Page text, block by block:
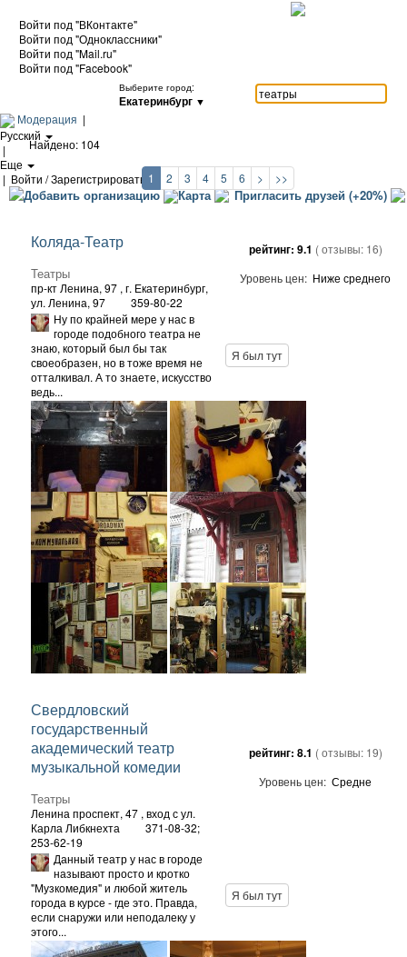
Войти под "ВКонтакте"
Войти под "Одноклассники"
Войти под "Mail.ru"
Войти под "Facebook"
Выберите город:
Екатеринбург ▼
Модерация |
Русский
|
Еще
| Войти / Зарегистрироваться
Добавить организацию Карта Пригласить друзей (+20%)
Найдено: 104
1 2 3 4 5 6 > >>
Коляда-Театр
Театры
пр-кт Ленина, 97 , г. Екатеринбург,
ул. Ленина, 97
359-80-22
рейтинг: 9.1 ( отзывы: 16)
Уровень цен: Ниже среднего
Ну по крайней мере у нас в
городе подобного театра не
знаю, который был бы так
своеобразен, но в тоже время не
отталкивал. А то знаете, искусство
ведь...
Я был тут
Свердловский
государственный
академический театр
музыкальной комедии
Театры
Ленина проспект, 47 , вход с ул.
Карла Либкнехта
371-08-32;
253-62-19
рейтинг: 8.1 ( отзывы: 19)
Уровень цен: Средне
Данный театр у нас в городе
называют просто и кротко
"Музкомедия" и любой житель
города в курсе - где это. Правда,
если снаружи или неподалеку у
этого...
Я был тут